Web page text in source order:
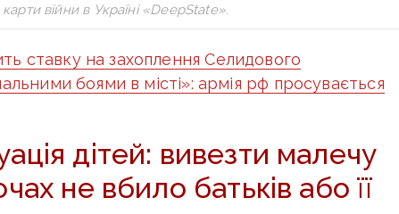
війни в Україні «DeepState».
ставку на захоплення Селидового
боями в місті»: армія рф просувається
дітей: вивезти малечу
не вбило батьків або її